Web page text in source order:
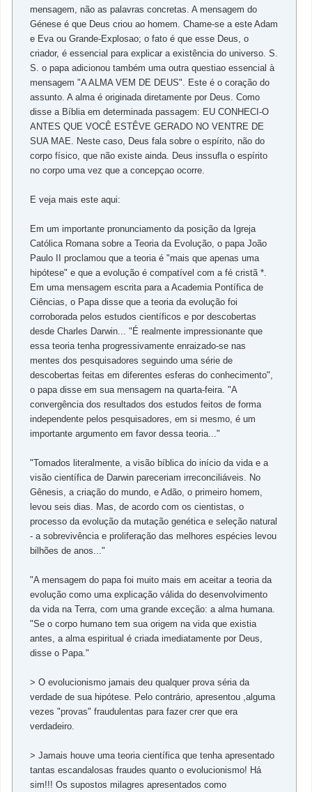
mensagem, não as palavras concretas. A mensagem do
Génese é que Deus criou ao homem. Chame-se a este Adam
e Eva ou Grande-Explosao; o fato é que esse Deus, o
criador, é essencial para explicar a existência do universo. S.
S. o papa adicionou também uma outra questiao essencial à
mensagem "A ALMA VEM DE DEUS". Este é o coração do
assunto. A alma é originada diretamente por Deus. Como
disse a Bíblia em determinada passagem: EU CONHECI-O
ANTES QUE VOCÊ ESTÊVE GERADO NO VENTRE DE
SUA MAE. Neste caso, Deus fala sobre o espírito, não do
corpo físico, que não existe ainda. Deus inssufla o espírito
no corpo uma vez que a concepçao ocorre.
E veja mais este aqui:
Em um importante pronunciamento da posição da Igreja
Católica Romana sobre a Teoria da Evolução, o papa João
Paulo II proclamou que a teoria é "mais que apenas uma
hipótese" e que a evolução é compatível com a fé cristã *.
Em uma mensagem escrita para a Academia Pontífica de
Ciências, o Papa disse que a teoria da evolução foi
corroborada pelos estudos científicos e por descobertas
desde Charles Darwin... "É realmente impressionante que
essa teoria tenha progressivamente enraizado-se nas
mentes dos pesquisadores seguindo uma série de
descobertas feitas em diferentes esferas do conhecimento",
o papa disse em sua mensagem na quarta-feira. "A
convergência dos resultados dos estudos feitos de forma
independente pelos pesquisadores, em si mesmo, é um
importante argumento em favor dessa teoria..."
"Tomados literalmente, a visão bíblica do início da vida e a
visão científica de Darwin pareceriam irreconciliáveis. No
Gênesis, a criação do mundo, e Adão, o primeiro homem,
levou seis dias. Mas, de acordo com os cientistas, o
processo da evolução da mutação genética e seleção natural
- a sobrevivência e proliferação das melhores espécies levou
bilhões de anos..."
"A mensagem do papa foi muito mais em aceitar a teoria da
evolução como uma explicação válida do desenvolvimento
da vida na Terra, com uma grande exceção: a alma humana.
"Se o corpo humano tem sua origem na vida que existia
antes, a alma espiritual é criada imediatamente por Deus,
disse o Papa."
> O evolucionismo jamais deu qualquer prova séria da
verdade de sua hipótese. Pelo contrário, apresentou ,alguma
vezes "provas" fraudulentas para fazer crer que era
verdadeiro.
> Jamais houve uma teoria científica que tenha apresentado
tantas escandalosas fraudes quanto o evolucionismo! Há
sim!!! Os supostos milagres apresentados como